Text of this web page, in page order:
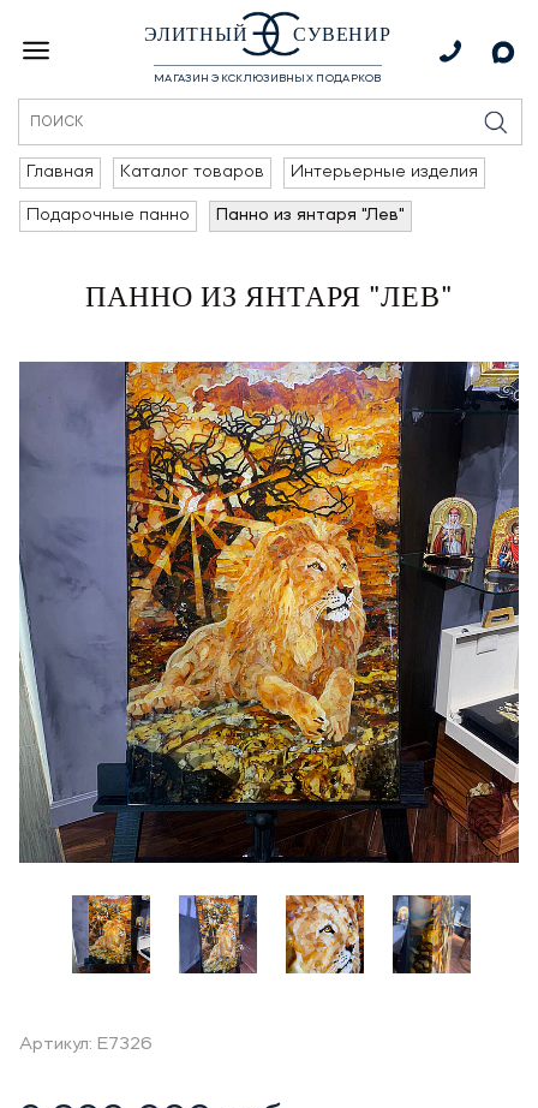
ЭЛИТНЫЙ СУВЕНИР
МАГАЗИН ЭКСКЛЮЗИВНЫХ ПОДАРКОВ
Главная Каталог товаров Интерьерные изделия
Подарочные панно Панно из янтаря "Лев"
ПАННО ИЗ ЯНТАРЯ "ЛЕВ"
Артикул: E7326